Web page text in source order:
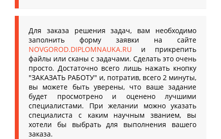
Для заказа решения задач, вам необходимо
заполнить форму заявки на сайте
NOVGOROD.DIPLOMNAUKA.RU и прикрепить
файлы или сканы с задачами. Сделать это очень
просто. Достаточно всего лишь нажать кнопку
"ЗАКАЗАТЬ РАБОТУ" и, потратив, всего 2 минуты,
вы можете быть уверены, что ваше задание
будет просмотрено и оценено лучшими
специалистами. При желании можно указать
специалиста с каким научным званием, вы
хотели бы выбрать для выполнения вашего
заказа.